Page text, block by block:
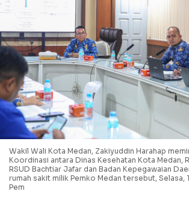
Wakil Wali Kota Medan, Zakiyuddin Harahap
Koordinasi antara Dinas Kesehatan Kota Medan,
RSUD Bachtiar Jafar dan Badan Kepegawaian
rumah sakit milik Pemko Medan tersebut, Selasa,
Pem